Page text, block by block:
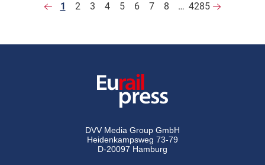
1 2 3 4 5 6 7 8 … 4285
DVV Media Group GmbH
Heidenkampsweg 73-79
D-20097 Hamburg